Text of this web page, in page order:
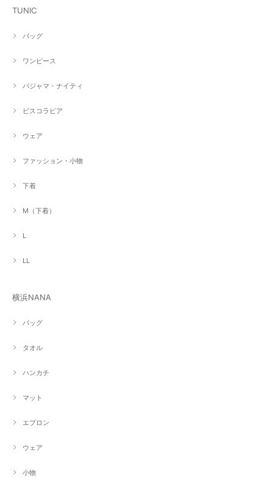
TUNIC
バッグ
ワンピース
パジャマ・ナイティ
ビスコラピア
ウェア
ファッション・小物
下着
M（下着）
L
LL
横浜NANA
バッグ
タオル
ハンカチ
マット
エプロン
ウェア
小物